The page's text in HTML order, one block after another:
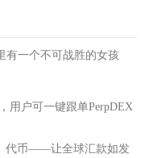
有一个不可战胜的女孩
用户可一键跟单PerpDEX
代币——让全球汇款如发